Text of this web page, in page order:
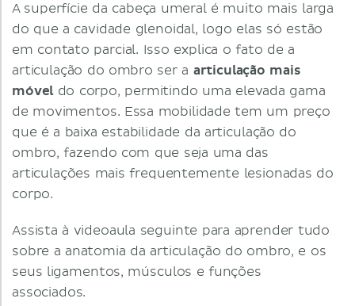
A superfície da cabeça umeral é muito mais larga
do que a cavidade glenoidal, logo elas só estão
em contato parcial. Isso explica o fato de a
articulação do ombro ser a articulação mais
móveldo corpo, permitindo uma elevada gama
de movimentos. Essa mobilidade tem um preço
que é a baixa estabilidade da articulação do
ombro, fazendo com que seja uma das
articulações mais frequentemente lesionadas do
corpo.
Assista à videoaula seguinte para aprender tudo
sobre a anatomia da articulação do ombro, e os
seus ligamentos, músculos e funções
associados.